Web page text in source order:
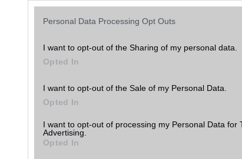
Personal Data Processing Opt Outs
I want to opt-out of the Sharing of my personal data.
Opted In
I want to opt-out of the Sale of my Personal Data.
Opted In
I want to opt-out of processing my Personal Data for
Advertising.
Opted In